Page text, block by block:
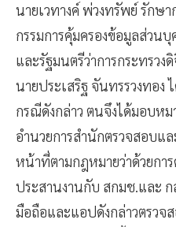
นายเวทางค์ พ่วงทรัพย์ รักษ
กรรมการคุ้มครองข้อมูลส่วน
และรัฐมนตรีว่าการกระทรว
นายประเสริฐ จันทรรวงทอง
กรณีดังกล่าว ตนจึงได้มอบห
อำนวยการสำนักตรวจสอบแ
หน้าที่ตามกฎหมายว่าด้วยกา
ประสานงานกับ สกมช.และ
มือถือและแอปดังกล่าวตรวจ